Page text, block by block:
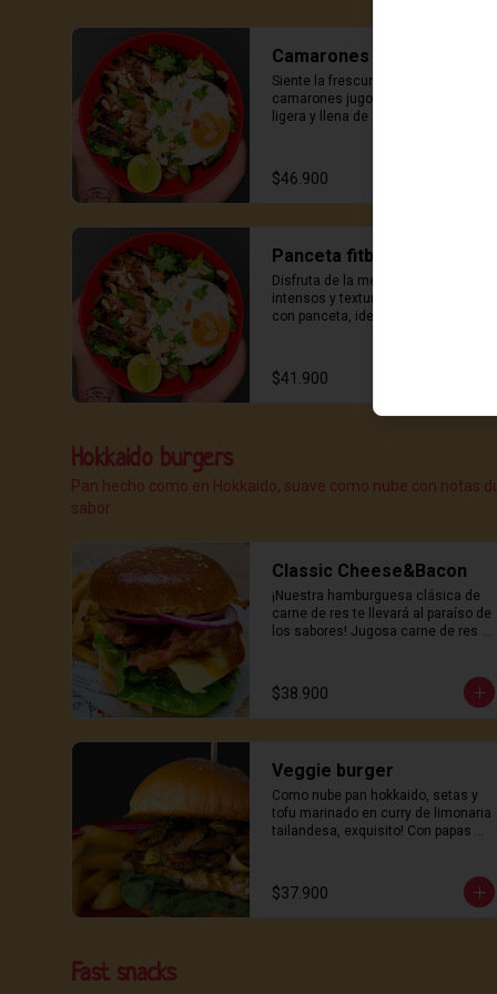
Camarones fitbowl
Siente la frescura del mar con
camarones jugosos, una elección
ligera y llena de sabor para los
$46.900
Panceta fitbowl
Disfruta de la mezcla de sabores
intensos y texturas en este bowl
con panceta, ideal para satisfacer
$41.900
Hokkaido burgers
Pan hecho como en Hokkaido, suave como nube con
sabor
Classic Cheese&Bacon
¡Nuestra hamburguesa clásica de
carne de res te llevará al paraíso de
los sabores! Jugosa carne de res
suave pan hokkaido y coronado
con nuestra deliciosa salsa de la
inigualable?  Con papas de la casa!
$38.900
Veggie burger
Como nube pan hokkaido, setas y
tofu marinado en curry de limonaria
tailandesa, exquisito! Con papas de
$37.900
Fast snacks